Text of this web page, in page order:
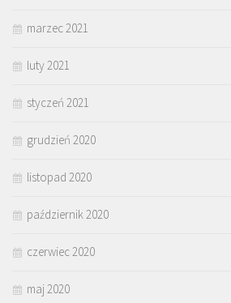
marzec 2021
luty 2021
styczeń 2021
grudzień 2020
listopad 2020
październik 2020
czerwiec 2020
maj 2020